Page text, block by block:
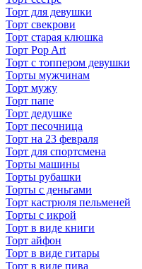
Торт для девушки
Торт свекрови
Торт старая клюшка
Торт Pop Art
Торт с топпером девушки
Торты мужчинам
Торт мужу
Торт папе
Торт дедушке
Торт песочница
Торт на 23 февраля
Торт для спортсмена
Торты машины
Торты рубашки
Торты с деньгами
Торт кастрюля пельменей
Торты с икрой
Торт в виде книги
Торт айфон
Торт в виде гитары
Торт в виде пива